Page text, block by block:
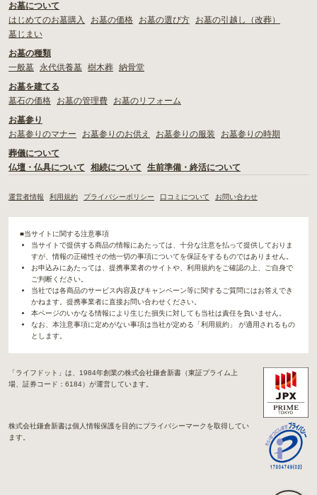
お墓について
はじめてのお墓購入
お墓の価格 お墓の選び方
お墓の引越し（改葬）
墓じまい
お墓の種類
一般墓
永代供養墓 樹木葬 納骨堂
お墓を建てる
墓石の価格
お墓の管理費
お墓のリフォーム
お墓参り
お墓参りのマナー
お墓参りのお供え お墓参りの服装
お墓参りの時期
葬儀について
仏壇・仏具について
相続について 生前準備・終活について
運営者情報 利用規約 プライバシーポリシー 口コミについて お問い合わせ
■当サイトに関する注意事項
当サイトで提供する商品の情報にあたっては、十分な注意を払って提供しておりま
すが、情報の正確性その他一切の事項についてを保証をするものではありません。
お申込みにあたっては、提携事業者のサイトや、利用規約をご確認の上、ご自身で
ご判断ください。
当社では各商品のサービス内容及びキャンペーン等に関するご質問にはお答えでき
かねます。提携事業者に直接お問い合わせください。
本ページのいかなる情報により生じた損失に対しても当社は責任を負いません。
なお、本注意事項に定めがない事項は当社が定める「利用規約」 が適用されるもの
とします。
「ライフドット」は、1984年創業の株式会社鎌倉新書（東証プライム上
場、証券コード：6184）が運営しています。
株式会社鎌倉新書は個人情報保護を目的にプライバシーマークを取得してい
ます。